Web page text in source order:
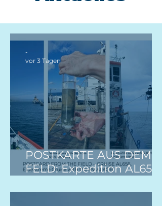
POSTKARTE AUS DEM
FELD: Expedition AL656,
-
vor 3 Tagen